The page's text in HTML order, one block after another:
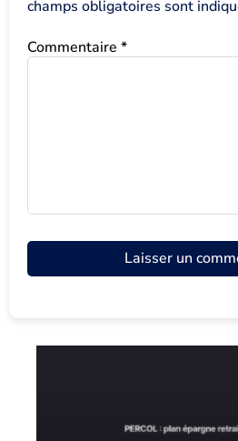
champs obligatoires sont
Commentaire *